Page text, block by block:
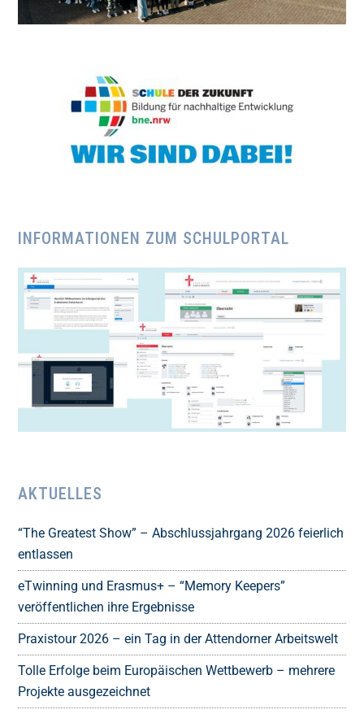
INFORMATIONEN ZUM SCHULPORTAL
AKTUELLES
“The Greatest Show” – Abschlussjahrgang 2026 feierlich
entlassen
eTwinning und Erasmus+ – “Memory Keepers”
veröffentlichen ihre Ergebnisse
Praxistour 2026 – ein Tag in der Attendorner Arbeitswelt
Tolle Erfolge beim Europäischen Wettbewerb – mehrere
Projekte ausgezeichnet